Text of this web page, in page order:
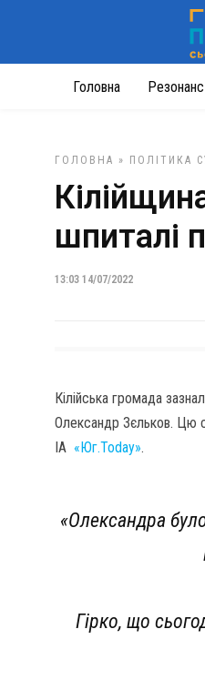
Головна Резонанс
ГОЛОВНА » ПОЛІТИКА
шпиталі
13:03 14/07/2022
Кілійська громада
Олександр Зєльков. Цю
ІА «Юг.Today».
«Олександра
Гірко, що